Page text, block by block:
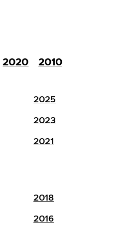
2020
2010
2025
2023
2021
2018
2016